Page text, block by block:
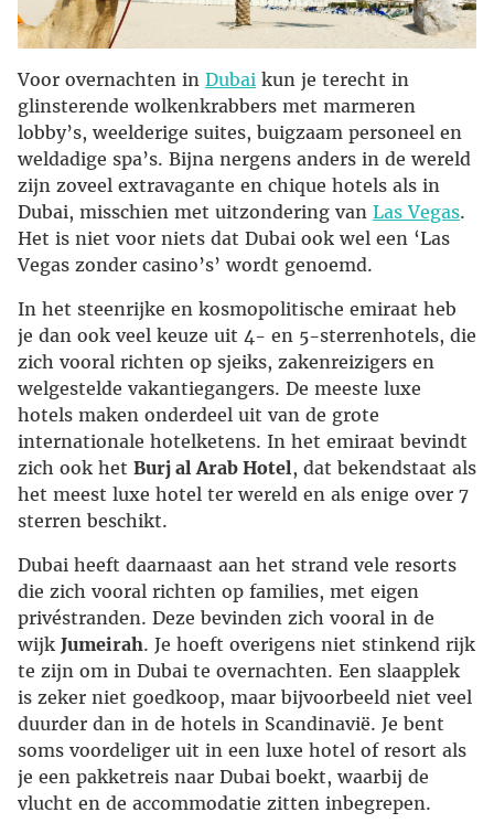
Voor overnachten in Dubai kun je terecht in
glinsterende wolkenkrabbers met marmeren
lobby’s, weelderige suites, buigzaam personeel en
weldadige spa’s. Bijna nergens anders in de wereld
zijn zoveel extravagante en chique hotels als in
Dubai, misschien met uitzondering van Las Vegas.
Het is niet voor niets dat Dubai ook wel een ‘Las
Vegas zonder casino’s’ wordt genoemd.
In het steenrijke en kosmopolitische emiraat heb
je dan ook veel keuze uit 4- en 5-sterrenhotels, die
zich vooral richten op sjeiks, zakenreizigers en
welgestelde vakantiegangers. De meeste luxe
hotels maken onderdeel uit van de grote
internationale hotelketens. In het emiraat bevindt
zich ook het Burj al Arab Hotel, dat bekendstaat als
het meest luxe hotel ter wereld en als enige over 7
sterren beschikt.
Dubai heeft daarnaast aan het strand vele resorts
die zich vooral richten op families, met eigen
privéstranden. Deze bevinden zich vooral in de
wijk Jumeirah. Je hoeft overigens niet stinkend rijk
te zijn om in Dubai te overnachten. Een slaapplek
is zeker niet goedkoop, maar bijvoorbeeld niet veel
duurder dan in de hotels in Scandinavië. Je bent
soms voordeliger uit in een luxe hotel of resort als
je een pakketreis naar Dubai boekt, waarbij de
vlucht en de accommodatie zitten inbegrepen.